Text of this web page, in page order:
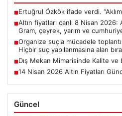
■Ertuğrul Özkök ifade verdi.
■Altın fiyatları canlı 8 Nisan 2026:
Gram, çeyrek, yarım ve
■Organize suçla mücadele
Hiçbir suç yapılanmasına alan
■Dış Mekan Mimarisinde Kalite ve
■14 Nisan 2026 Altın Fiyatları
Güncel